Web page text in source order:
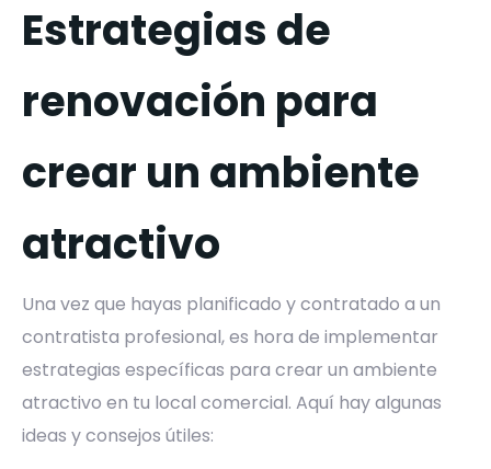
Estrategias de
renovación para
crear un ambiente
atractivo
Una vez que hayas planificado y contratado a un
contratista profesional, es hora de implementar
estrategias específicas para crear un ambiente
atractivo en tu local comercial. Aquí hay algunas
ideas y consejos útiles: